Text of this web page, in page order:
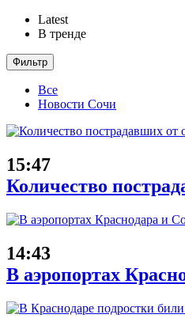
Latest
В тренде
Фильтр
Все
Новости Сочи
15:47
Количество
14:43
В аэропортах